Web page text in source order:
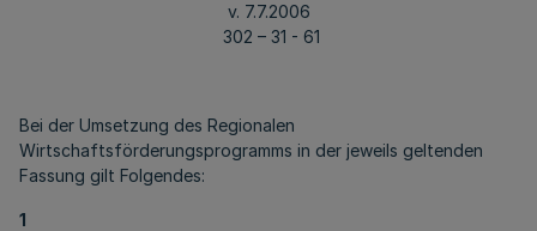
v. 7.7.2006
302 – 31 - 61
Bei der Umsetzung des Regionalen
Wirtschaftsförderungsprogramms in der jeweils geltenden
Fassung gilt Folgendes:
1